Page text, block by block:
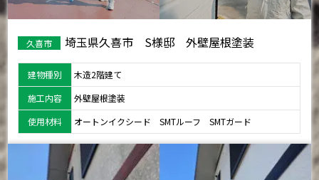
久喜市 埼玉県久喜市 S様邸 外壁屋根塗装
建物種別
木造2階建て
施工内容
外壁屋根塗装
使用材料
オートンイクシード SMTルーフ SMTガード